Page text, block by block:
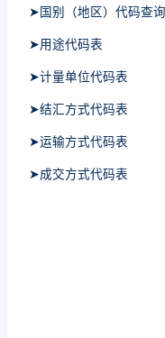
➤国别（地区）代码查询
➤用途代码表
➤计量单位代码表
➤结汇方式代码表
➤运输方式代码表
➤成交方式代码表